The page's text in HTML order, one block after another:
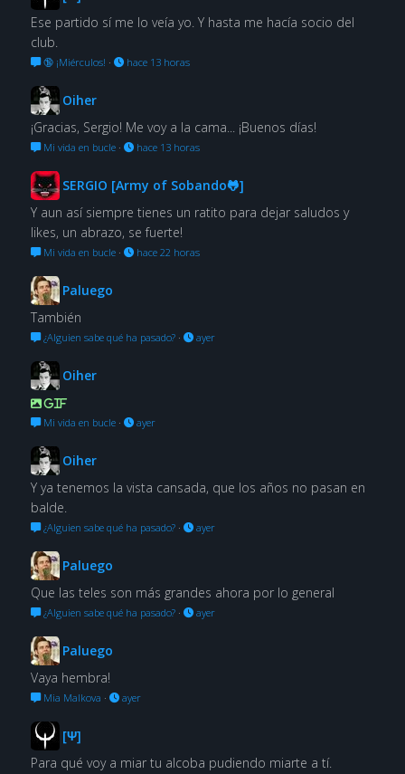
Ese partido sí me lo veía yo. Y hasta me hacía socio del
club.
🔞 ¡Miérculos! · hace 13 horas
Oiher
¡Gracias, Sergio! Me voy a la cama... ¡Buenos días!
Mi vida en bucle· hace 13 horas
SERGIO [Army of Sobando🐸]
Y aun así siempre tienes un ratito para dejar saludos y
likes, un abrazo, se fuerte!
Mi vida en bucle· hace 22 horas
Paluego
También
¿Alguien sabe qué ha pasado?· ayer
Oiher
GIF
Mi vida en bucle· ayer
Oiher
Y ya tenemos la vista cansada, que los años no pasan en
balde.
¿Alguien sabe qué ha pasado?· ayer
Paluego
Que las teles son más grandes ahora por lo general
¿Alguien sabe qué ha pasado?· ayer
Paluego
Vaya hembra!
Mia Malkova · ayer
[Ψ]
Para qué voy a miar tu alcoba pudiendo miarte a tí.